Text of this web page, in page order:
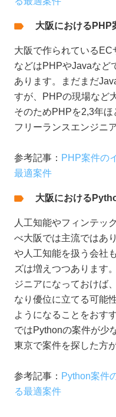
大阪におけるPHP
大阪で作られている
などはPHPやJavaなど
あります。まだまだ
すが、PHPの現場など
そのためPHPを2,3年ほ
フリーランスエンジニ
参考記事： PHP案件の
最適案件
大阪における
人工知能やフィンテッ
べ大阪では主流ではあ
や人工知能を扱う会社
ズは増えつつあります
ジニアになっておけば
なり優位に立てる可能
ようになることをおす
ではPythonの案件が少
東京で案件を探した方
参考記事： Python案件
る最適案件